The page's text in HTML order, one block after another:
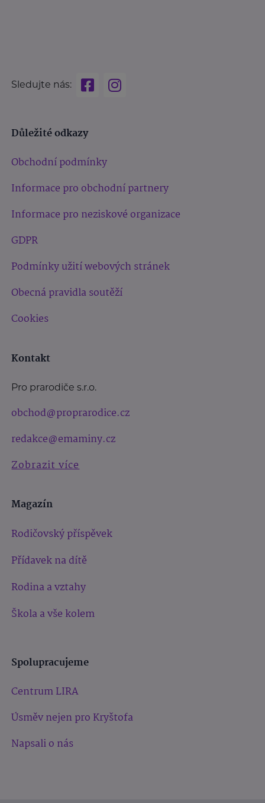
Sledujte nás:
Důležité odkazy
Obchodní podmínky
Informace pro obchodní partnery
Informace pro neziskové organizace
GDPR
Podmínky užití webových stránek
Obecná pravidla soutěží
Cookies
Kontakt
Pro prarodiče s.r.o.
obchod@proprarodice.cz
redakce@emaminy.cz
Zobrazit více
Magazín
Rodičovský příspěvek
Přídavek na dítě
Rodina a vztahy
Škola a vše kolem
Spolupracujeme
Centrum LIRA
Úsměv nejen pro Kryštofa
Napsali o nás